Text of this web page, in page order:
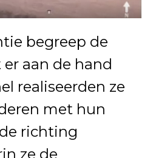
begreep de
aan de hand
realiseerden ze
met hun
richting
ze de